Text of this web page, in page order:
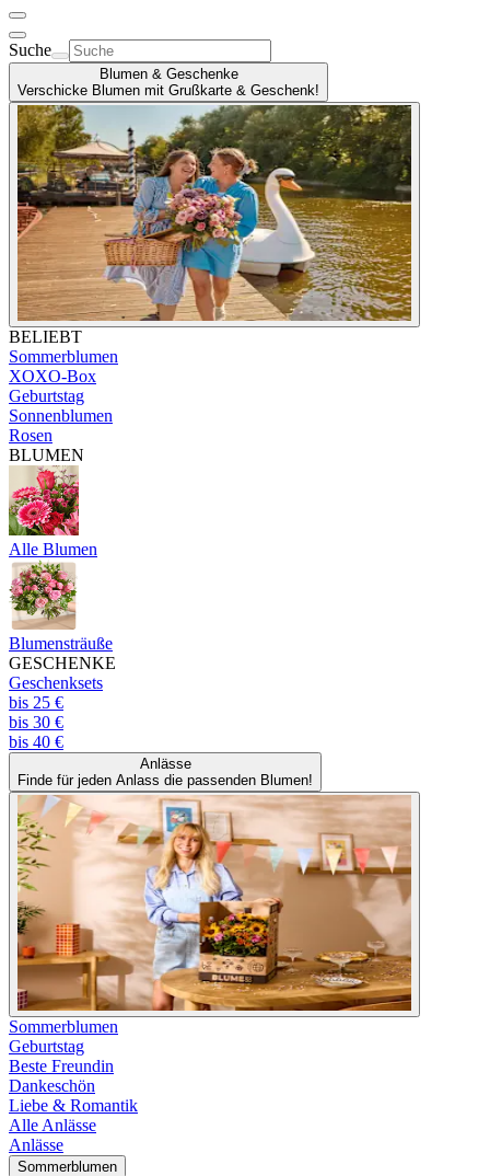
Suche
Blumen & Geschenke
Verschicke Blumen mit Grußkarte & Geschenk!
BELIEBT
Sommerblumen
XOXO-Box
Geburtstag
Sonnenblumen
Rosen
BLUMEN
Alle Blumen
Blumensträuße
GESCHENKE
Geschenksets
bis 25 €
bis 30 €
bis 40 €
Anlässe
Finde für jeden Anlass die passenden Blumen!
Sommerblumen
Geburtstag
Beste Freundin
Dankeschön
Liebe & Romantik
Alle Anlässe
Anlässe
Sommerblumen